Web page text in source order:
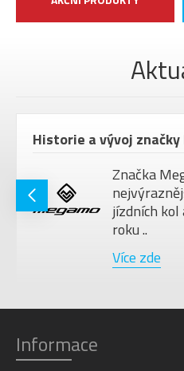
Historie a vývoj značky
Značka
jízdních kol
roku ..
Více zde
Informace